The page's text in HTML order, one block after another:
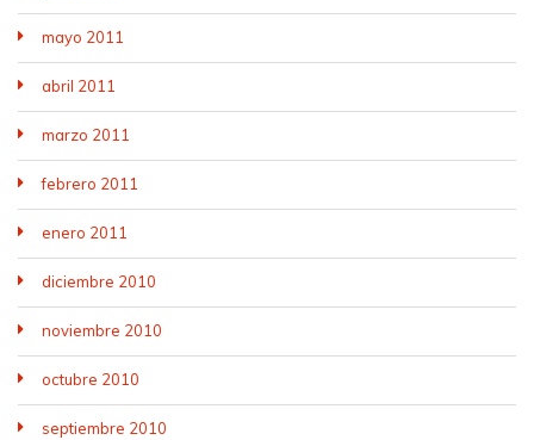
mayo 2011
abril 2011
marzo 2011
febrero 2011
enero 2011
diciembre 2010
noviembre 2010
octubre 2010
septiembre 2010